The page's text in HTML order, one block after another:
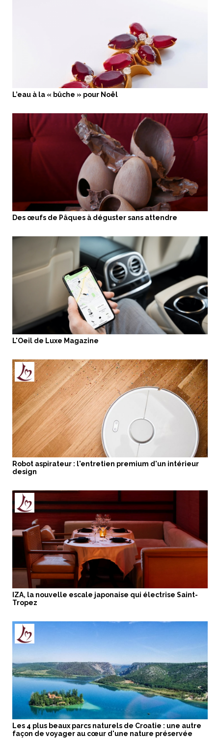
L’eau à la « bûche » pour Noël
Des œufs de Pâques à déguster sans attendre
L'Oeil de Luxe Magazine
Robot aspirateur : l'entretien premium d'un intérieur
design
IZA, la nouvelle escale japonaise qui électrise Saint-
Tropez
Les 4 plus beaux parcs naturels de Croatie : une autre
façon de voyager au cœur d'une nature préservée